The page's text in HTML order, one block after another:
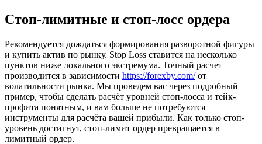
Стоп-лимитные и стоп-лосс ордера
Рекомендуется дождаться формирования разворотной фигуры
и купить актив по рынку. Stop Loss ставится на несколько
пунктов ниже локального экстремума. Точный расчет
производится в зависимости https://forexby.com/от
волатильности рынка. Мы проведем вас через подробный
пример, чтобы сделать расчёт уровней стоп-лосса и тейк-
профита понятным, и вам больше не потребуются
инструменты для расчёта вашей прибыли. Как только стоп-
уровень достигнут, стоп-лимит ордер превращается в
лимитный ордер.